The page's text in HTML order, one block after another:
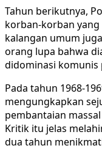
Tahun berikutnya,
korban-korban
kalangan umum
orang lupa bahwa
didominasi komunis
Pada tahun 1968-
mengungkapkan
pembantaian
Kritik itu jelas
dua tahun